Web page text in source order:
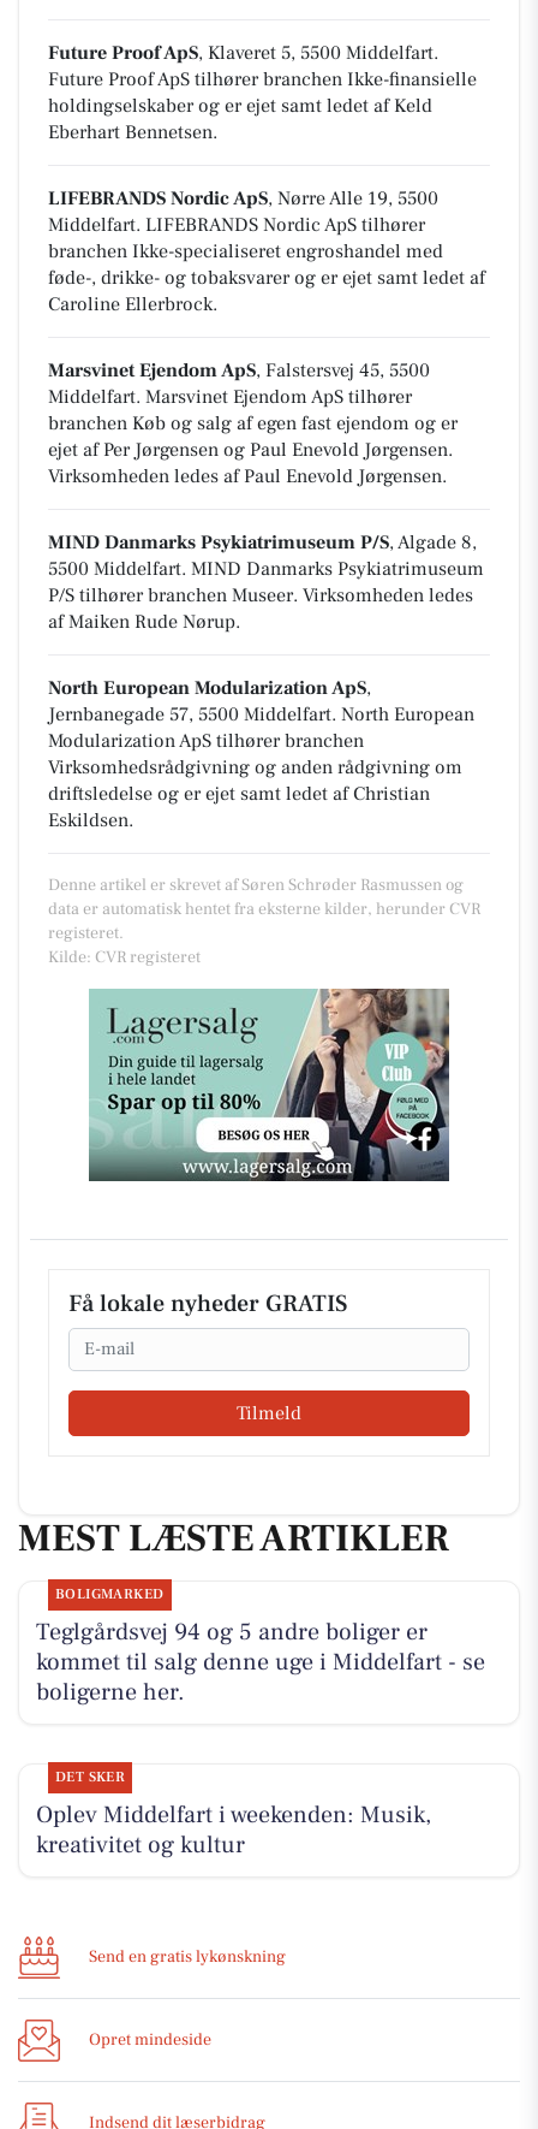
Future Proof ApS, Klaveret 5, 5500 Middelfart.
Future Proof ApS tilhører branchen Ikke-finansielle
holdingselskaberog er ejet samt ledet af Keld
Eberhart Bennetsen.
LIFEBRANDS Nordic ApS, Nørre Alle 19, 5500
Middelfart. LIFEBRANDS Nordic ApS tilhører
branchen Ikke-specialiseret engroshandel med
føde-, drikke- og tobaksvarerog er ejet samt ledet af
Caroline Ellerbrock.
Marsvinet Ejendom ApS, Falstersvej 45, 5500
Middelfart. Marsvinet Ejendom ApS tilhører
branchen Køb og salg af egen fast ejendom og er
ejet af Per Jørgensen og Paul Enevold Jørgensen.
Virksomheden ledes af Paul Enevold Jørgensen.
MIND Danmarks Psykiatrimuseum P/S, Algade 8,
5500 Middelfart. MIND Danmarks Psykiatrimuseum
P/S tilhører branchen Museer. Virksomheden ledes
af Maiken Rude Nørup.
North European Modularization ApS,
Jernbanegade 57, 5500 Middelfart. North European
Modularization ApS tilhører branchen
Virksomhedsrådgivning og anden rådgivning om
driftsledelse og er ejet samt ledet af Christian
Eskildsen.
Denne artikel er skrevet af Søren Schrøder Rasmussen og
data er automatisk hentet fra eksterne kilder, herunder CVR
registeret.
Kilde: CVR registeret
Få lokale nyheder GRATIS
Email
Tilmeld
MEST LÆSTE ARTIKLER
BOLIGMARKED
Teglgårdsvej 94 og 5 andre boliger er
kommet til salg denne uge i Middelfart - se
boligerne her.
DET SKER
Oplev Middelfart i weekenden: Musik,
kreativitet og kultur
Send en gratis lykønskning
Opret mindeside
Indsend dit læserbidrag